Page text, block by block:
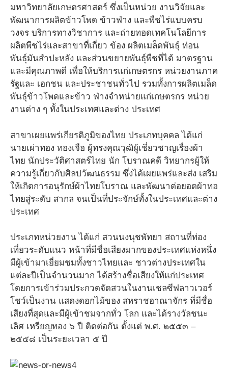
มหาวิทยาลัยเกษตรศาสตร์ ซึ่งเป็นหน่วย งานวิจัยและ
พัฒนาการผลิตข้าวโพด ข้าวฟ่าง และพืชไร่แบบครบ
วงจร บริการทางวิชาการ และถ่ายทอดเทคโนโลยีการ
ผลิตพืชไร่และสาขาที่เกี่ยว ข้อง ผลิตเมล็ดพันธุ์ ท่อน
พันธุ์มันสำปะหลัง และส่วนขยายพันธุ์พืชที่ได้ มาตรฐาน
และมีคุณภาพดี เพื่อให้บริการแก่เกษตรกร หน่วยงานภาค
รัฐและ เอกชน และประชาชนทั่วไป รวมทั้งการผลิตเมล็ด
พันธุ์ข้าวโพดและข้าว ฟ่างจำหน่ายแก่เกษตรกร หน่วย
งานต่าง ๆ ทั้งในประเทศและต่าง ประเทศ
สาขาเผยแพร่เกียรติภูมิของไทย ประเภทบุคคล ได้แก่
นายเผ่าทอง ทองเจือ ผู้ทรงคุณวุฒิผู้เชี่ยวชาญเรื่องผ้า
ไทย นักประวัติศาสตร์ไทย นัก โบราณคดี วิทยากรผู้ให้
ความรู้เกี่ยวกับศิลปวัฒนธรรม ซึ่งได้เผยแพร่และส่ง เสริม
ให้เกิดการอนุรักษ์ผ้าไทยโบราณ และพัฒนาต่อยอดผ้าทอ
ไทยสู่ระดับ สากล จนเป็นที่ประจักษ์ทั้งในประเทศและต่าง
ประเทศ
ประเภทหน่วยงาน ได้แก่ สวนนงนุชพัทยา สถานที่ท่อง
เที่ยวระดับแนว หน้าที่มีชื่อเสียงมากของประเทศแห่งหนึ่ง
มีผู้เข้ามาเยี่ยมชมทั้งชาวไทยและ ชาวต่างประเทศใน
แต่ละปีเป็นจำนวนมาก ได้สร้างชื่อเสียงให้แก่ประเทศ
โดยการเข้าร่วมประกวดจัดสวนในงานเชลซีฟลาวเวอร์
โชว์เป็นงาน แสดงดอกไม้ของ สหราชอาณาจักร ที่มีชื่อ
เสียงที่สุดและมีผู้เข้าชมจากทั่ว โลก และได้รางวัลชนะ
เลิศ เหรียญทอง ๖ ปี ติดต่อกัน ตั้งแต่ พ.ศ. ๒๕๕๓ –
๒๕๕๘ เป็นระยะเวลา ๕ ปี